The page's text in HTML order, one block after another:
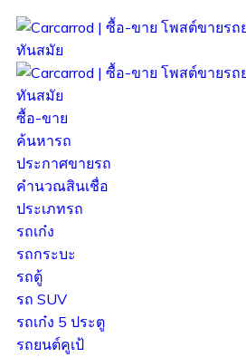
ซื้อ-ขาย
ค้นหารถ
ประกาศขายรถ
คำนวณสินเชื่อ
ประเภทรถ
รถเก๋ง
รถกระบะ
รถตู้
รถ SUV
รถเก๋ง 5 ประตู
รถยนต์คูเป้